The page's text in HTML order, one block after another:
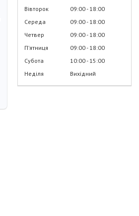
Вівторок
09:00 18:00
Середа
09:00 18:00
Четвер
09:00 18:00
Пʼятниця
09:00 18:00
Субота
10:00 15:00
Неділя
Вихідний